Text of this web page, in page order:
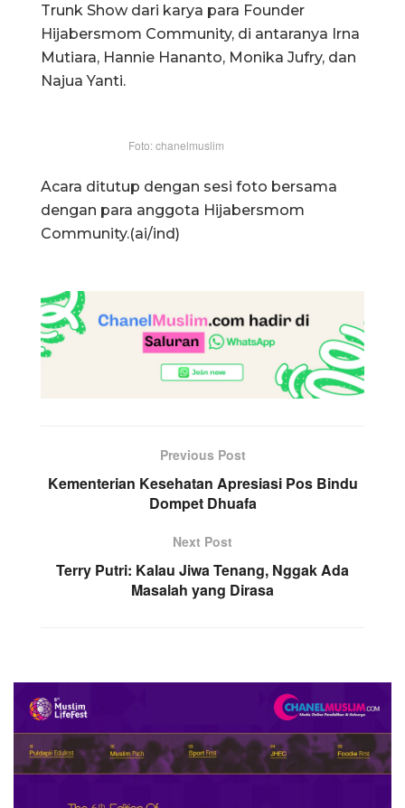
Trunk Show dari karya para Founder
Hijabersmom Community, di antaranya Irna
Mutiara, Hannie Hananto, Monika Jufry, dan
Najua Yanti.
Foto: chanelmuslim
Acara ditutup dengan sesi foto bersama
dengan para anggota Hijabersmom
Community.(ai/ind)
Previous Post
Kementerian Kesehatan Apresiasi Pos Bindu
Dompet Dhuafa
Next Post
Terry Putri: Kalau Jiwa Tenang, Nggak Ada
Masalah yang Dirasa